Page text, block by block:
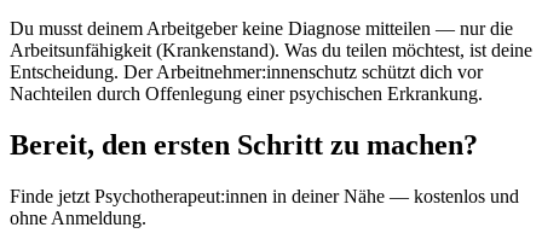
Du musst deinem Arbeitgeber keine Diagnose mitteilen — nur die
Arbeitsunfähigkeit (Krankenstand). Was du teilen möchtest, ist deine
Entscheidung. Der Arbeitnehmer:innenschutz schützt dich vor
Nachteilen durch Offenlegung einer psychischen Erkrankung.
Bereit, den ersten Schritt zu machen?
Finde jetzt Psychotherapeut:innen in deiner Nähe — kostenlos und
ohne Anmeldung.